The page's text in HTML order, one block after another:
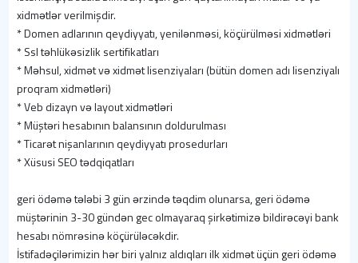
xidmətlər verilmişdir.
* Domen adlarının qeydiyyatı, yenilənməsi, köçürülməsi xidmətləri
* Ssl təhlükəsizlik sertifikatları
* Məhsul, xidmət və xidmət lisenziyaları (bütün domen adı lisenziyalı
proqram xidmətləri)
* Veb dizayn və layout xidmətləri
* Müştəri hesabının balansının doldurulması
* Ticarət nişanlarının qeydiyyatı prosedurları
* Xüsusi SEO tədqiqatları
geri ödəmə tələbi 3 gün ərzində təqdim olunarsa, geri ödəmə
müştərinin 3-30 gündən gec olmayaraq şirkətimizə bildirəcəyi bank
hesabı nömrəsinə köçürüləcəkdir.
İstifadəçilərimizin hər biri yalnız aldıqları ilk xidmət üçün geri ödəmə